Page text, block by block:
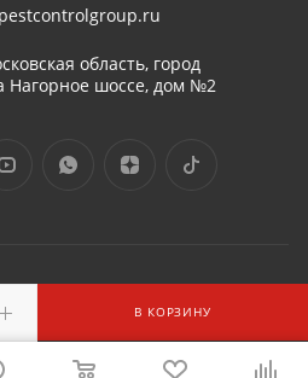
В КОРЗИНУ
область, город
Нагорное шоссе, дом №2
ООО
правообладателя компании ООО "ПЕСТКОНТРОЛГРУПП"